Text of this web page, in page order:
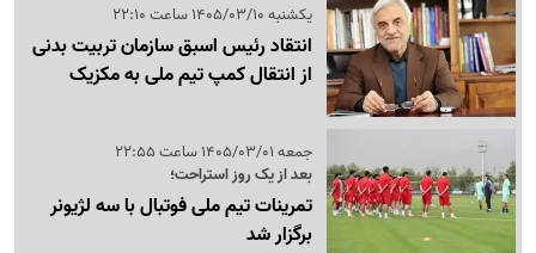
یکشنبه 1405/03/10 ساعت 22:10
انتقاد رئیس اسبق سازمان تربیت بدنی
از انتقال کمپ تیم ملی به مکزیک
جمعه 1405/03/01 ساعت 22:55
بعد از یک روز استراحت؛
تمرینات تیم ملی فوتبال با سه لژیونر
برگزار شد